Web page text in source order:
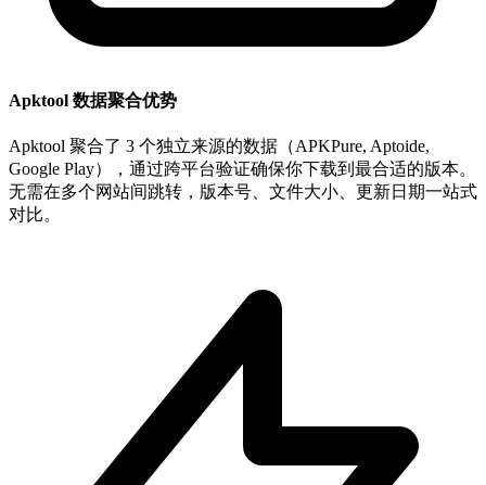
Apktool 数据聚合优势
Apktool 聚合了 3 个独立来源的数据（APKPure, Aptoide,
Google Play），通过跨平台验证确保你下载到最合适的版本。
无需在多个网站间跳转，版本号、文件大小、更新日期一站式
对比。